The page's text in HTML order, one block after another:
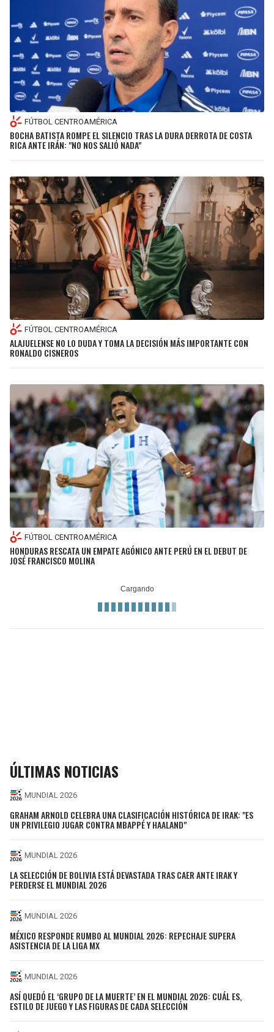
FÚTBOL CENTROAMÉRICA
BOCHA BATISTA ROMPE EL SILENCIO TRAS LA DURA DERROTA DE COSTA
RICA ANTE IRÁN: "NO NOS SALIÓ NADA"
FÚTBOL CENTROAMÉRICA
ALAJUELENSE NO LO DUDA Y TOMA LA DECISIÓN MÁS IMPORTANTE CON
RONALDO CISNEROS
FÚTBOL CENTROAMÉRICA
HONDURAS RESCATA UN EMPATE AGÓNICO ANTE PERÚ EN EL DEBUT DE
JOSÉ FRANCISCO MOLINA
ÚLTIMAS NOTICIAS
MUNDIAL 2026
GRAHAM ARNOLD CELEBRA UNA CLASIFICACIÓN HISTÓRICA DE IRAK: "ES
UN PRIVILEGIO JUGAR CONTRA MBAPPÉ Y HAALAND"
MUNDIAL 2026
LA SELECCIÓN DE BOLIVIA ESTÁ DEVASTADA TRAS CAER ANTE IRAK Y
PERDERSE EL MUNDIAL 2026
MUNDIAL 2026
MÉXICO RESPONDE RUMBO AL MUNDIAL 2026: REPECHAJE SUPERA
ASISTENCIA DE LA LIGA MX
MUNDIAL 2026
ASÍ QUEDÓ EL ‘GRUPO DE LA MUERTE’ EN EL MUNDIAL 2026: CUÁL ES,
ESTILO DE JUEGO Y LAS FIGURAS DE CADA SELECCIÓN